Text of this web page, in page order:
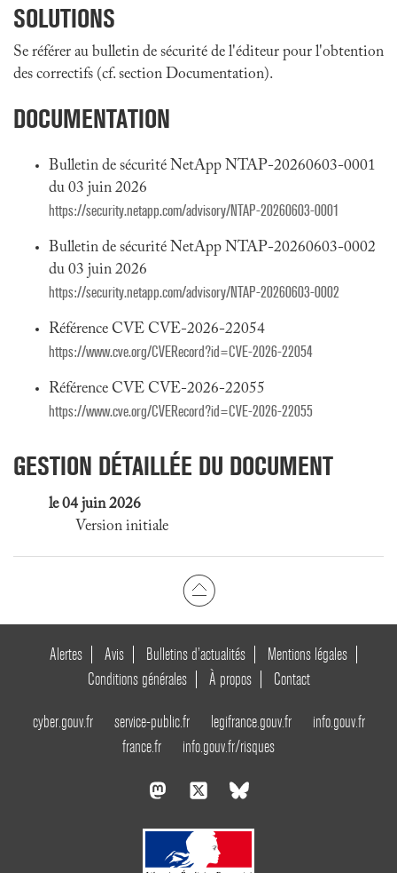
SOLUTIONS
Se référer au bulletin de sécurité de l'éditeur pour l'obtention
des correctifs (cf. section Documentation).
DOCUMENTATION
Bulletin de sécurité NetApp NTAP-20260603-0001
du 03 juin 2026
https://security.netapp.com/advisory/NTAP-20260603-0001
Bulletin de sécurité NetApp NTAP-20260603-0002
du 03 juin 2026
https://security.netapp.com/advisory/NTAP-20260603-0002
Référence CVE CVE-2026-22054
https://www.cve.org/CVERecord?id=CVE-2026-22054
Référence CVE CVE-2026-22055
https://www.cve.org/CVERecord?id=CVE-2026-22055
GESTION DÉTAILLÉE DU DOCUMENT
le 04 juin 2026
Version initiale
Alertes Avis Bulletins d’actualités
Mentions légales
Conditions générales
À propos Contact
cyber.gouv.fr service-public.fr legifrance.gouv.fr
info.gouv.fr
france.fr
info.gouv.fr/risques